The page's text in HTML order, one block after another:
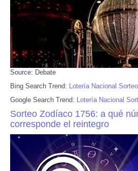
Source: Debate
Bing Search Trend: Lotería Nacional
Google Search Trend: Lotería Nacional
Sorteo Zodíaco 1756: a qué
corresponde el reintegro